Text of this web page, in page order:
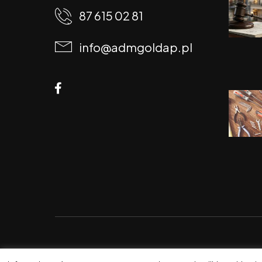
87 615 02 81
info@admgoldap.pl